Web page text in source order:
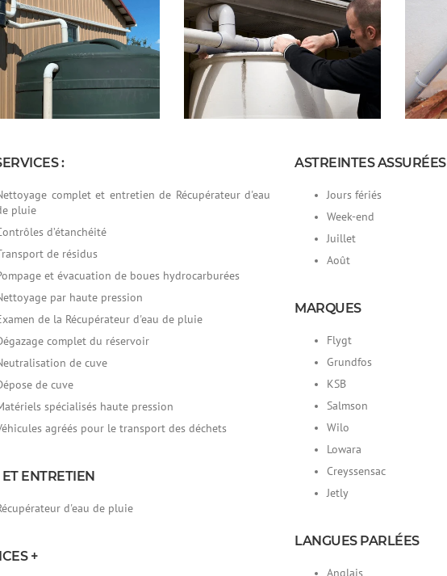
:
complet et entretien de Récupérateur d'eau
pluie
d’étanchéité
de résidus
et évacuation de boues hydrocarburées
par haute pression
de la Récupérateur d'eau de pluie
complet du réservoir
de cuve
de cuve
spécialisés haute pression
agréés pour le transport des déchets
ENTRETIEN
d'eau de pluie
+
ASTREINTES ASSURÉES
Jours fériés
Week-end
Juillet
Août
MARQUES
Flygt
Grundfos
KSB
Salmson
Wilo
Lowara
Creyssensac
Jetly
LANGUES PARLÉES
Anglais